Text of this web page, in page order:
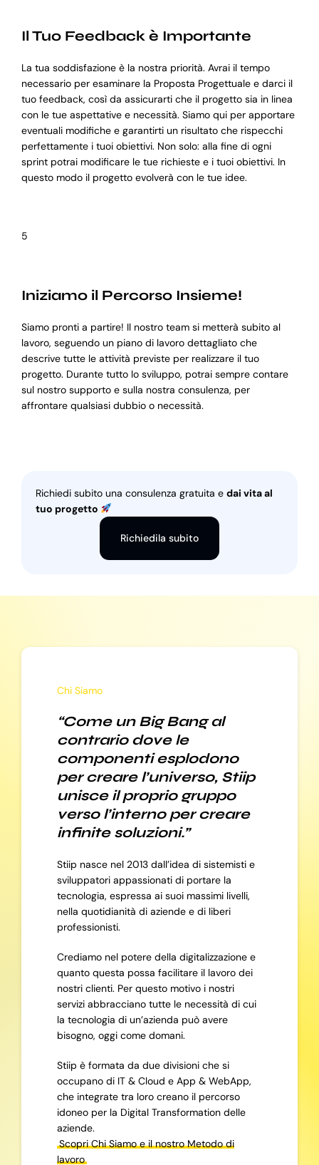
Il Tuo Feedback è Importante
La tua soddisfazione è la nostra priorità. Avrai il tempo
necessario per esaminare la Proposta Progettuale e darci il
tuo feedback, così da assicurarti che il progetto sia in linea
con le tue aspettative e necessità. Siamo qui per apportare
eventuali modifiche e garantirti un risultato che rispecchi
perfettamente i tuoi obiettivi. Non solo: alla fine di ogni
sprint potrai modificare le tue richieste e i tuoi obiettivi. In
questo modo il progetto evolverà con le tue idee.
5
Iniziamo il Percorso Insieme!
Siamo pronti a partire! Il nostro team si metterà subito al
lavoro, seguendo un piano di lavoro dettagliato che
descrive tutte le attività previste per realizzare il tuo
progetto. Durante tutto lo sviluppo, potrai sempre contare
sul nostro supporto e sulla nostra consulenza, per
affrontare qualsiasi dubbio o necessità.
Richiedi subito una consulenza gratuita e dai vita al
tuo progetto
Richiedila subito
Chi Siamo
“Come un Big Bang al
contrario dove le
componenti esplodono
per creare l’universo, Stiip
unisce il proprio gruppo
verso l’interno per creare
infinite soluzioni.”
Stiip nasce nel 2013 dall’idea di sistemisti e
sviluppatori appassionati di portare la
tecnologia, espressa ai suoi massimi livelli,
nella quotidianità di aziende e di liberi
professionisti.
Crediamo nel potere della digitalizzazione e
quanto questa possa facilitare il lavoro dei
nostri clienti. Per questo motivo i nostri
servizi abbracciano tutte le necessità di cui
la tecnologia di un’azienda può avere
bisogno, oggi come domani.
Stiip è formata da due divisioni che si
occupano di IT & Cloud e App & WebApp,
che integrate tra loro creano il percorso
idoneo per la Digital Transformation delle
aziende.
Scopri Chi Siamo e il nostro Metodo di
lavoro